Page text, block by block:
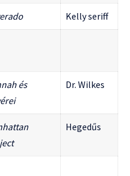
Kelly seriff
és
Dr. Wilkes
Hegedűs